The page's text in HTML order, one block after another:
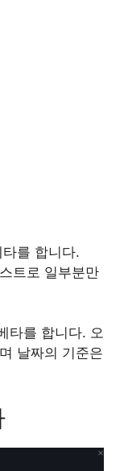
를 합니다.
트로 일부분만
타를 합니다. 오
날짜의 기준은